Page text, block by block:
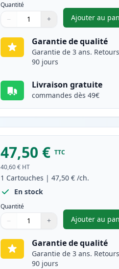
Quantité
Quantité
Utilisez les boutons pour ajuster
− +
Quantité
Ajouter au
,
Garantie de qualité
Garantie de 3 ans.
90 jours
Livraison gratuite
commandes dès 49€
47,50 € TTC
40,60 € HT
1 Cartouches |47,50 € /ch.
En stock
Quantité
Quantité
Utilisez les boutons pour ajuster
− +
Quantité
Ajouter au
,
Garantie de qualité
Garantie de 3 ans.
90 jours